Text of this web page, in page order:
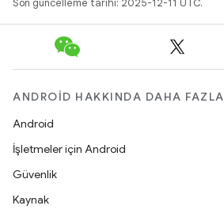
Son güncelleme tarihi: 2025-12-11 UTC.
ANDROID HAKKINDA DAHA FAZLA
Android
İşletmeler için Android
Güvenlik
Kaynak